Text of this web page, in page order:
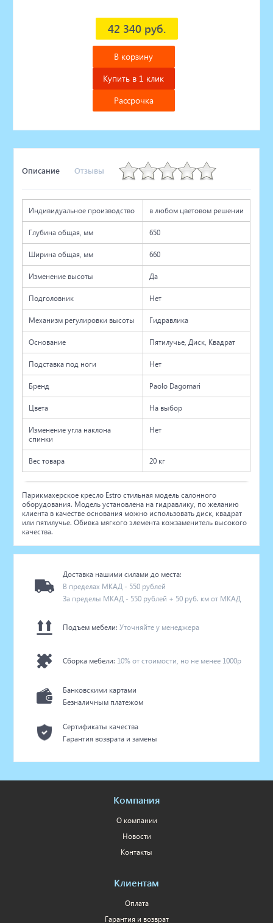
42 340 руб.
В корзину
Купить в 1 клик
Рассрочка
Описание Отзывы
Индивидуальное производство в любом цветовом решении
Глубина общая, мм 650
Ширина общая, мм 660
Изменение высоты Да
Подголовник Нет
Механизм регулировки высоты Гидравлика
Основание Пятилучье, Диск, Квадрат
Подставка под ноги Нет
Бренд Paolo Dagomari
Цвета На выбор
Изменение угла наклона
спинки
Нет
Вес товара 20 кг
Парикмахерское кресло Estro стильная модель салонного
оборудования. Модель установлена на гидравлику, по желанию
клиента в качестве основания можно использовать диск, квадрат
или пятилучье. Обивка мягкого элемента кожзаменитель высокого
качества.
Доставка нашими силами до места:
В пределах МКАД - 550 рублей
За пределы МКАД - 550 рублей + 50 руб. км от МКАД
Подъем мебели:Уточняйте у менеджера
Сборка мебели: 10% от стоимости, но не менее 1000р
Банковскими картами
Безналичным платежом
Сертификаты качества
Гарантия возврата и замены
Компания
О компании
Новости
Контакты
Клиентам
Оплата
Гарантия и возврат